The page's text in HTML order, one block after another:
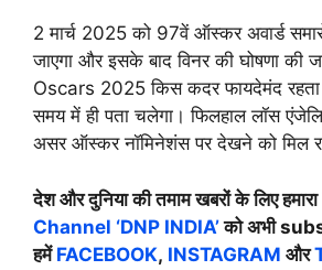
2 मार्च 2025 को 97वें ऑस्कर अवार्ड
जाएगा और इसके बाद विनर की घोषणा की
Oscars 2025 किस कदर फायदेमंद
समय में ही पता चलेगा। फिलहाल लॉस
असर ऑस्कर नॉमिनेशंस पर देखने को मिल
देश और दुनिया की तमाम खबरों के लिए हमारा
Channel ‘DNP INDIA’को अभी
हमें FACEBOOK, INSTAGRAM और